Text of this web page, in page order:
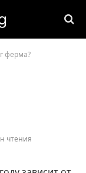
ферма?
чтения